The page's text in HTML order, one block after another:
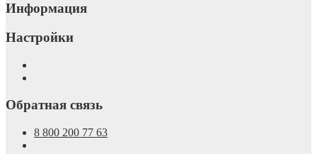
Информация
Настройки
Обратная связь
8 800 200 77 63